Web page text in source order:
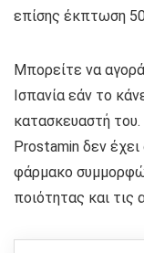
επίσης έκπτωση
Μπορείτε να
Ισπανία εάν το
κατασκευαστή
Prostamin δεν
φάρμακο
ποιότητας και τις